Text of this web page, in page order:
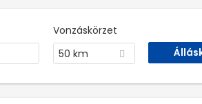
Vonzáskörzet
50 km